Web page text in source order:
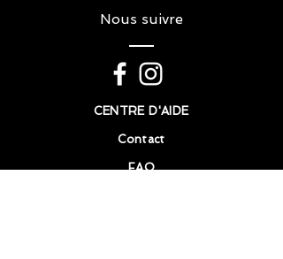
Nous suivre
CENTRE D'AIDE
Contact
FAQ